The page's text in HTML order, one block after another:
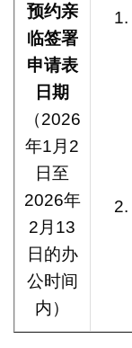
预约亲
临签署
申请表
日期
（2026
年1月2
日至
2026年
2月13
日的办
公时间
内）